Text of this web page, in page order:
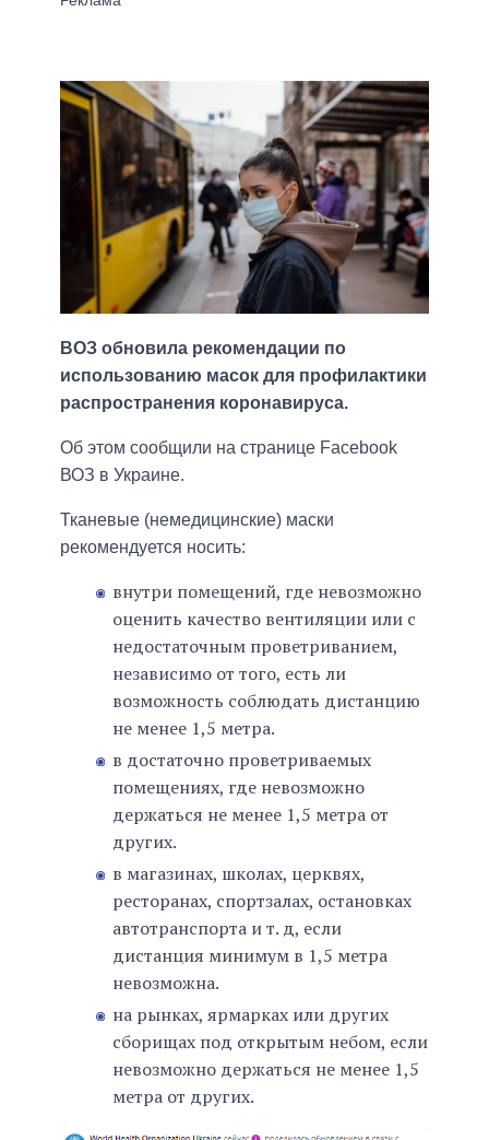
ВОЗ обновила рекомендации по
использованию масок для профилактики
распространения коронавируса.
Об этом сообщили на странице Facebook
ВОЗ в Украине.
Тканевые (немедицинские) маски
рекомендуется носить:
внутри помещений, где невозможно
оценить качество вентиляции или с
недостаточным проветриванием,
независимо от того, есть ли
возможность соблюдать дистанцию
не менее 1,5 метра.
в достаточно проветриваемых
помещениях, где невозможно
держаться не менее 1,5 метра от
других.
в магазинах, школах, церквях,
ресторанах, спортзалах, остановках
автотранспорта и т. д, если
дистанция минимум в 1,5 метра
невозможна.
на рынках, ярмарках или других
сборищах под открытым небом, если
невозможно держаться не менее 1,5
метра от других.